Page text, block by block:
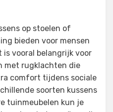
op stoelen of
bieden voor mensen
vooral belangrijk voor
met rugklachten die
comfort tijdens sociale
soorten kussens
tuinmeubelen kun je